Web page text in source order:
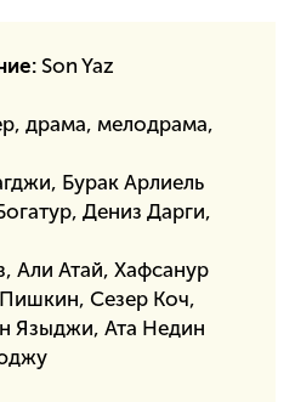
Son Yaz
драма, мелодрама,
Бурак Арлиель
Дениз Дарги,
Али Атай, Хафсанур
Сезер Коч,
Языджи, Ата Недин